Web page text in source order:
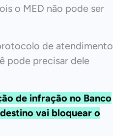
o MED não pode ser
de atendimento
pode precisar dele
de infração no Banco
vai bloquear o